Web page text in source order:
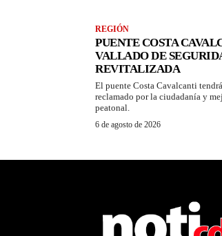
REGIÓN
PUENTE COSTA
VALLADO DE
REVITALIZADA
El puente Costa Cavalcanti
reclamado por la ciudadanía y
peatonal.
6 de agosto de 2026